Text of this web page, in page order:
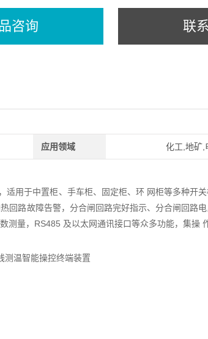
咨询 联
应用领域 化工,地矿,
适用于中置柜、手车柜、固定柜、环 网柜等多种开
回路故障告警，分合闸回路完好指示、分合闸回路
量，RS485 及以太网通讯接口等众多功能，集操